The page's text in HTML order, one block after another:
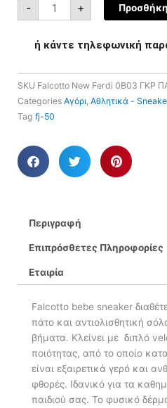
- +
ή κάντε τηλεφωνική
SKU Falcotto New Ferdi 0B03 ΓΚΡ
Categories Αγόρι Αθλητικά -
Tag fj-50
Περιγραφή
Επιπρόσθετες Πληροφορίες
Εταιρία
Falcotto bebe sneaker
πάτο και αντιολισθητική
βήματα. Κλείνει με διπλό
ποιότητας, από το οποίο
είναι εξαιρετικά γερό και
φθορές. Ιδανικό για τα
παιδιού σας. Το φυσικό